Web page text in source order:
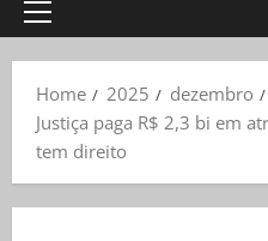
Primary
Home
2025 dezembro
Justiça paga R$ 2,3 bi em
tem direito